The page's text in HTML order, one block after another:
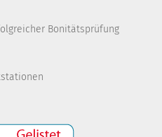
Bonitätsprüfung